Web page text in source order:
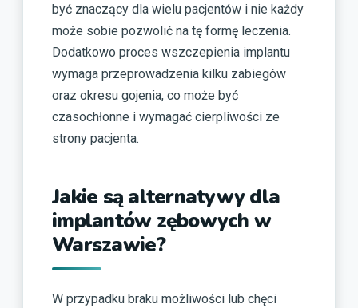
być znaczący dla wielu pacjentów i nie każdy
może sobie pozwolić na tę formę leczenia.
Dodatkowo proces wszczepienia implantu
wymaga przeprowadzenia kilku zabiegów
oraz okresu gojenia, co może być
czasochłonne i wymagać cierpliwości ze
strony pacjenta.
Jakie są alternatywy dla
implantów zębowych w
Warszawie?
W przypadku braku możliwości lub chęci